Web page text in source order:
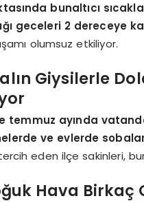
bunaltıcı
geceleri 2 dereceye
olumsuz etkiliyor.
Giysilerle
temmuz ayında
ve evlerde
eden ilçe sakinleri,
Hava Birkaç